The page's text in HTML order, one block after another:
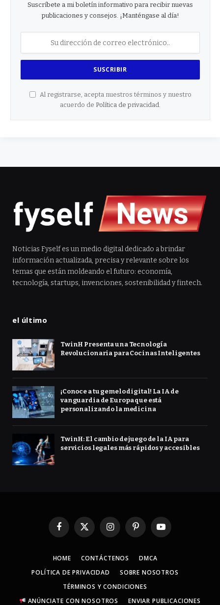
Suscríbete a mi boletín informativo para recibir nuevas
publicaciones y consejos. ¡Manténgase al día!
Al registrarse, acepta nuestros términos y nuestro
acuerdo de Política de privacidad.
Noticias Fyself es un medio digital dedicado a brindar
información actualizada, precisa y relevante sobre los
temas que están moldeando el futuro: economía,
tecnología, startups, invenciones, sostenibilidad y fintech.
el último
TwinH Presenta una Tecnología
Revolucionaria para Cocinas Inteligentes
¡Conoce a tu gemelo digital! La IA de
vanguardia de Europa que está
personalizando la medicina
TwinH: El cambio de juego de la IA para
servicios legales más rápidos y accesibles
Facebook
X
InstagramPinterestYouTube
HOME CONTÁCTENOS
DMCA
POLÍTICA DE PRIVACIDAD
SOBRE NOSOTROS
TÉRMINOS Y CONDICIONES
ANÚNCIATE CON NOSOTROS
ENVIAR PUBLICACIONES